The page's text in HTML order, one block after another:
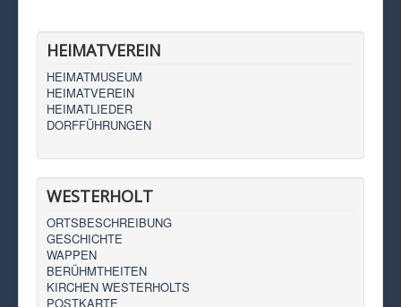
HEIMATVEREIN
HEIMATMUSEUM
HEIMATVEREIN
HEIMATLIEDER
DORFFÜHRUNGEN
WESTERHOLT
ORTSBESCHREIBUNG
GESCHICHTE
WAPPEN
BERÜHMTHEITEN
KIRCHEN WESTERHOLTS
POSTKARTE